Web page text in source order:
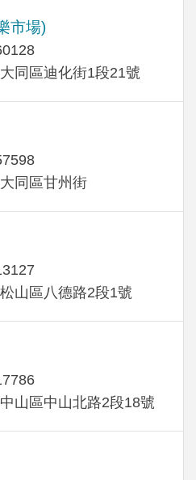
市場)
同區迪化街1段21號
同區甘州街
山區八德路2段1號
山區中山北路2段18號